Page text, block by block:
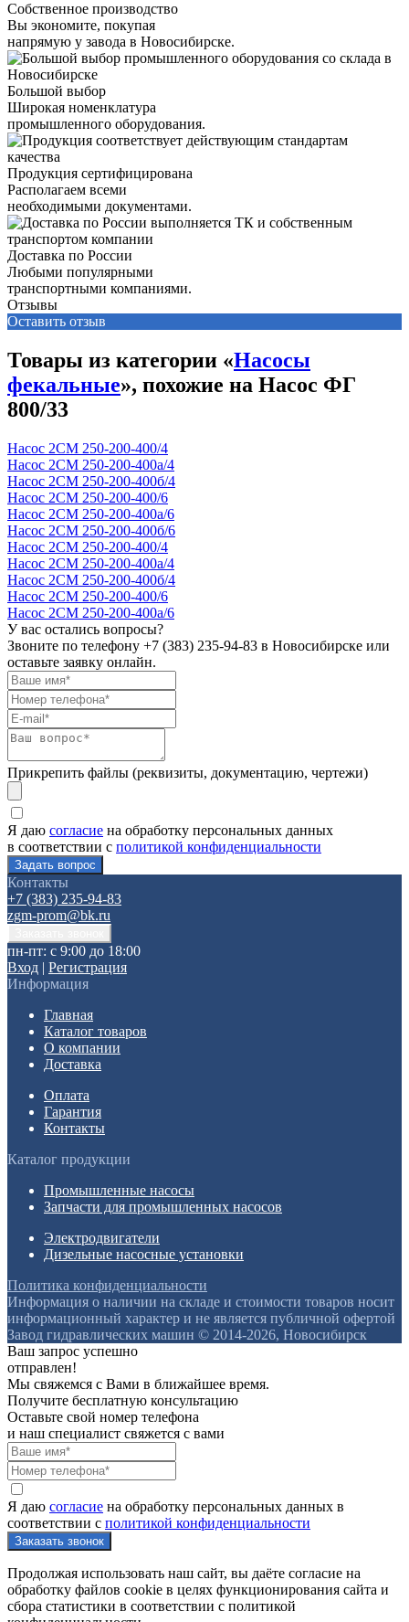
Собственное производство
Вы экономите, покупая
напрямую у завода в Новосибирске.
Большой выбор
Широкая номенклатура
промышленного оборудования.
Продукция сертифицирована
Располагаем всеми
необходимыми документами.
Доставка по России
Любыми популярными
транспортными компаниями.
Отзывы
Оставить отзыв
Товары из категории «Насосы
фекальные», похожие на Насос ФГ
800/33
Насос 2СМ 250-200-400/4
Насос 2СМ 250-200-400а/4
Насос 2СМ 250-200-400б/4
Насос 2СМ 250-200-400/6
Насос 2СМ 250-200-400а/6
Насос 2СМ 250-200-400б/6
Насос 2СМ 250-200-400/4
Насос 2СМ 250-200-400а/4
Насос 2СМ 250-200-400б/4
Насос 2СМ 250-200-400/6
Насос 2СМ 250-200-400а/6
У вас остались вопросы?
Звоните по телефону +7 (383) 235-94-83 в Новосибирске или
оставьте заявку онлайн.
Прикрепить файлы (реквизиты, документацию, чертежи)
Я даю согласие на обработку персональных данных
в соответствии с политикой конфиденциальности
Контакты
+7 (383) 235-94-83
zgm-prom@bk.ru
пн-пт: с 9:00 до 18:00
Вход | Регистрация
Информация
Главная
Каталог товаров
О компании
Доставка
Оплата
Гарантия
Контакты
Каталог продукции
Промышленные насосы
Запчасти для промышленных насосов
Электродвигатели
Дизельные насосные установки
Политика конфиденциальности
Информация о наличии на складе и стоимости товаров носит
информационный характер и не является публичной офертой
Завод гидравлических машин © 2014-2026, Новосибирск
Ваш запрос успешно
отправлен!
Мы свяжемся с Вами в ближайшее время.
Получите бесплатную консультацию
Оставьте свой номер телефона
и наш специалист свяжется с вами
Я даю согласие на обработку персональных данных в
соответствии с политикой конфиденциальности
Продолжая использовать наш сайт, вы даёте согласие на
обработку файлов cookie в целях функционирования сайта и
сбора статистики в соответствии с политикой